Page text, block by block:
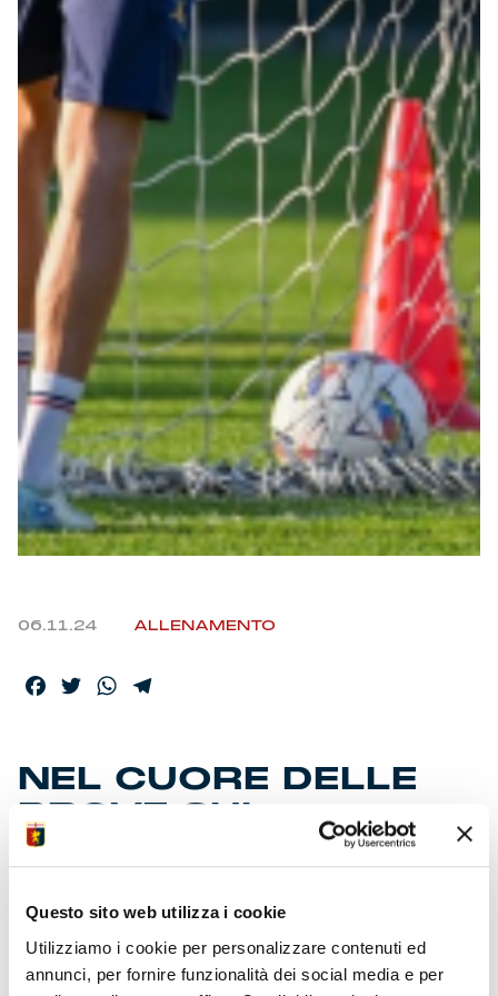
Questo sito web utilizza i cookie
Utilizziamo i cookie per personalizzare contenuti ed
annunci, per fornire funzionalità dei social media e per
Summer Sale
Mare
Accessori
Party
Outlet
Helan x Genoa
Isolani x Genoa
Gift Card Online Store
06.11.24 ALLENAMENTO
Facebook
TwitterWhatsApp
NEL CUORE DELLE
PROVE SUL
TERRENO
del 22° anniversario della scomparsa dell’indimenticabile
capitano. Designati gli ufficiali di gara per il match di